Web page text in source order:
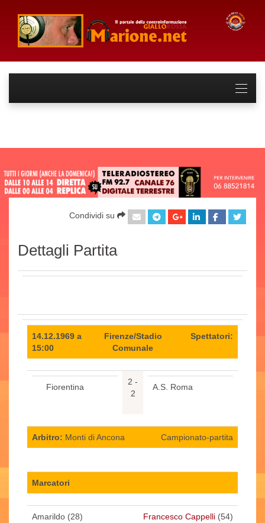
Condividi su
Dettagli Partita
14.12.1969 a
15:00
Firenze/Stadio
Comunale
Spettatori:
Fiorentina
2 -
2
A.S. Roma
Arbitro: Monti di Ancona Campionato-partita
Marcatori
Amarildo (28)
Francesco Cappelli (54)